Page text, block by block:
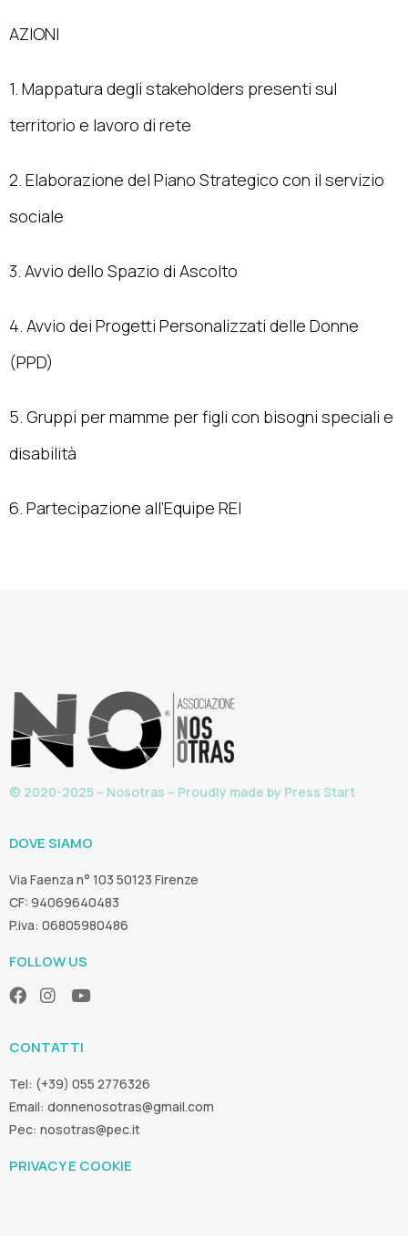
AZIONI
1. Mappatura degli stakeholders presenti sul
territorio e lavoro di rete
2. Elaborazione del Piano Strategico con il servizio
sociale
3. Avvio dello Spazio di Ascolto
4. Avvio dei Progetti Personalizzati delle Donne
(PPD)
5. Gruppi per mamme per figli con bisogni speciali e
disabilità
6. Partecipazione all’Equipe REI
© 2020-2025 – Nosotras – Proudly made by Press Start
DOVE SIAMO
Via Faenza n° 103 50123 Firenze
CF: 94069640483
P.iva: 06805980486
FOLLOW US
CONTATTI
Tel: (+39) 055 2776326
Email: donnenosotras@gmail.com
Pec: nosotras@pec.it
PRIVACY E COOKIE